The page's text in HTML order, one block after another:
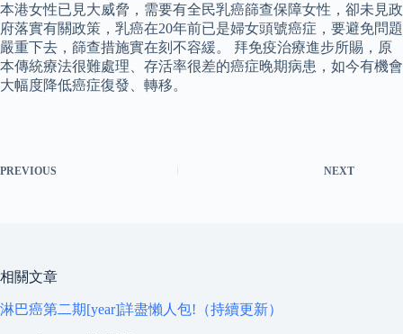
本港女性已見大威脅，需要有全民乳癌篩查保障女性，卻未見政
府落實有關政策，乳癌在20年前已是婦女頭號癌症，要避免問題
嚴重下去，篩查措施實在刻不容緩。 拜免疫治療進步所賜，原
本傳統療法很難處理、存活率很差的癌症晚期病患，如今有機會
大幅度降低癌症復發、轉移。
PREVIOUS NEXT
相關文章
淋巴癌第二期[year]詳盡懶人包!（持續更新）